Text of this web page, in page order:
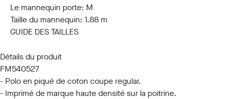
Le mannequin porte: M
Taille du mannequin: 1.88 m
GUIDE DES TAILLES
Détails du produit
FM540527
- Polo en piqué de coton coupe regular.
- Imprimé de marque haute densité sur la poitrine.